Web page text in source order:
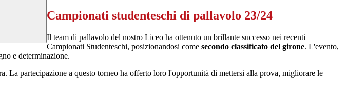
Campionati studenteschi di pallavolo 23/24
Il team di pallavolo del nostro Liceo ha ottenuto un brillante successo nei recenti
Campionati Studenteschi, posizionandosi come secondo classificato del girone. L'evento,
e determinazione.
La partecipazione a questo torneo ha offerto loro l'opportunità di mettersi alla prova, migliorare le